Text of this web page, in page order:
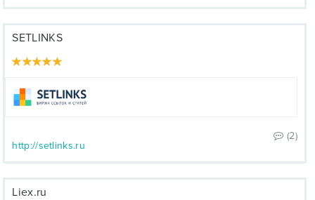
SETLINKS
(2)
http://setlinks.ru
Liex.ru